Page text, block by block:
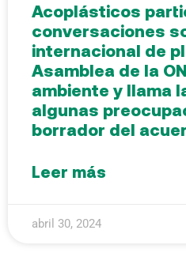
Acoplásticos
conversaciones
internacional de
Asamblea de la
ambiente y llama
algunas
borrador del
Leer más
abril 30, 2024